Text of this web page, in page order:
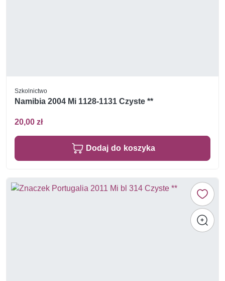
Szkolnictwo
Namibia 2004 Mi 1128-1131 Czyste **
20,00 zł
Dodaj do koszyka